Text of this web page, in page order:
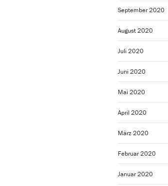
September 2020
August 2020
Juli 2020
Juni 2020
Mai 2020
April 2020
März 2020
Februar 2020
Januar 2020